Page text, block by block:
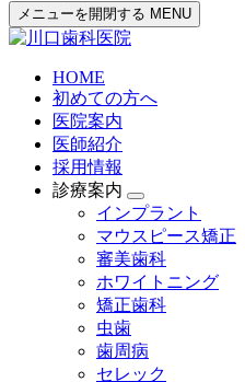
メニューを開閉する MENU
HOME
初めての方へ
医院案内
医師紹介
採用情報
診療案内
インプラント
マウスピース矯正
審美歯科
ホワイトニング
矯正歯科
虫歯
歯周病
セレック